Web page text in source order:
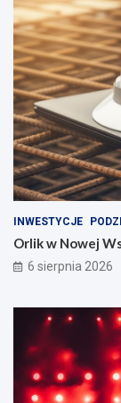
INWESTYCJE
Orlik w Nowej
6 sierpnia 2026